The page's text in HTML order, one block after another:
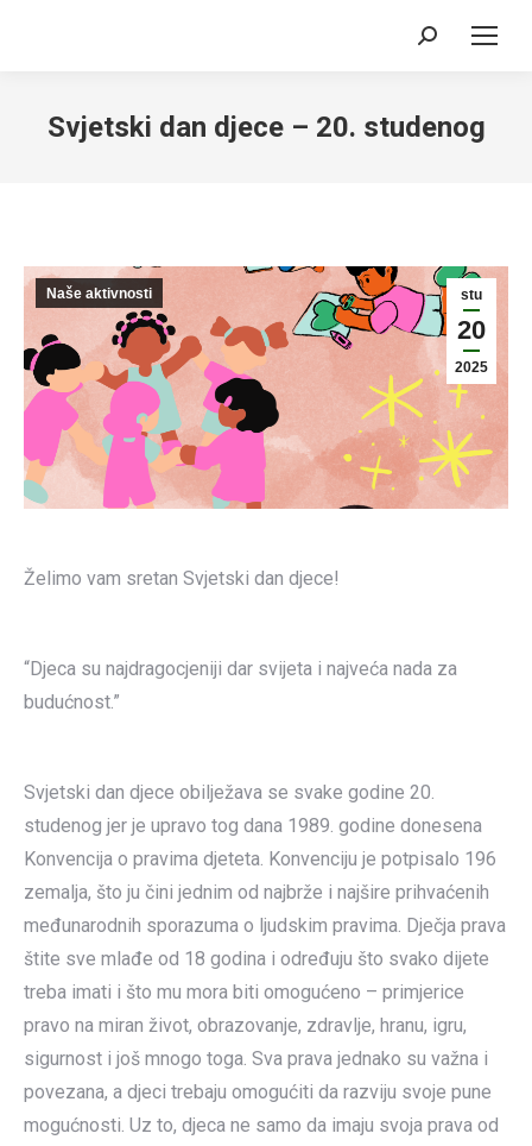
Search:
Svjetski dan djece – 20. studenog
stu
20
2025
Naše aktivnosti
Želimo vam sretan Svjetski dan djece!
“Djeca su najdragocjeniji dar svijeta i najveća nada za
budućnost.”
Svjetski dan djece obilježava se svake godine 20.
studenog jer je upravo tog dana 1989. godine donesena
Konvencija o pravima djeteta. Konvenciju je potpisalo 196
zemalja, što ju čini jednim od najbrže i najšire prihvaćenih
međunarodnih sporazuma o ljudskim pravima. Dječja prava
štite sve mlađe od 18 godina i određuju što svako dijete
treba imati i što mu mora biti omogućeno – primjerice
pravo na miran život, obrazovanje, zdravlje, hranu, igru,
sigurnost i još mnogo toga. Sva prava jednako su važna i
povezana, a djeci trebaju omogućiti da razviju svoje pune
mogućnosti. Uz to, djeca ne samo da imaju svoja prava od